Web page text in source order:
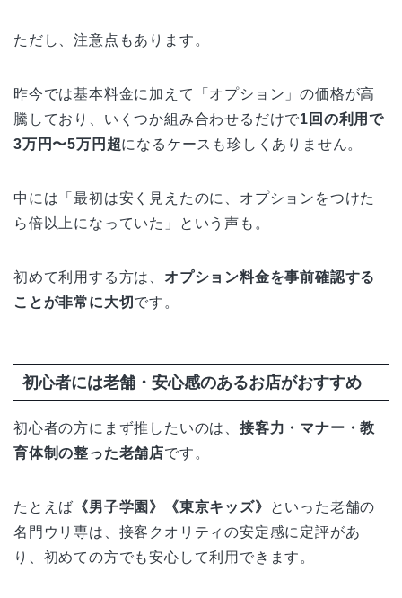
ただし、注意点もあります。
昨今では基本料金に加えて「オプション」の価格が高
騰しており、いくつか組み合わせるだけで1回の利用で
3万円〜5万円超になるケースも珍しくありません。
中には「最初は安く見えたのに、オプションをつけた
ら倍以上になっていた」という声も。
初めて利用する方は、 オプション料金を事前確認する
ことが非常に大切 です。
初心者には老舗・安心感のあるお店がおすすめ
初心者の方にまず推したいのは、 接客力・マナー・教
育体制の整った老舗店です。
たとえば 《男子学園》《東京キッズ》
といった老舗の
名門ウリ専は、接客クオリティの安定感に定評があ
り、初めての方でも安心して利用できます。